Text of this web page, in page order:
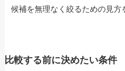
候補を無理なく絞るための見方
比較する前に決めたい条件